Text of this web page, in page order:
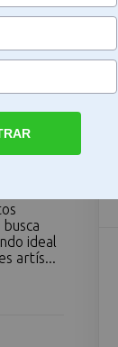
15ml
ideal
artís...